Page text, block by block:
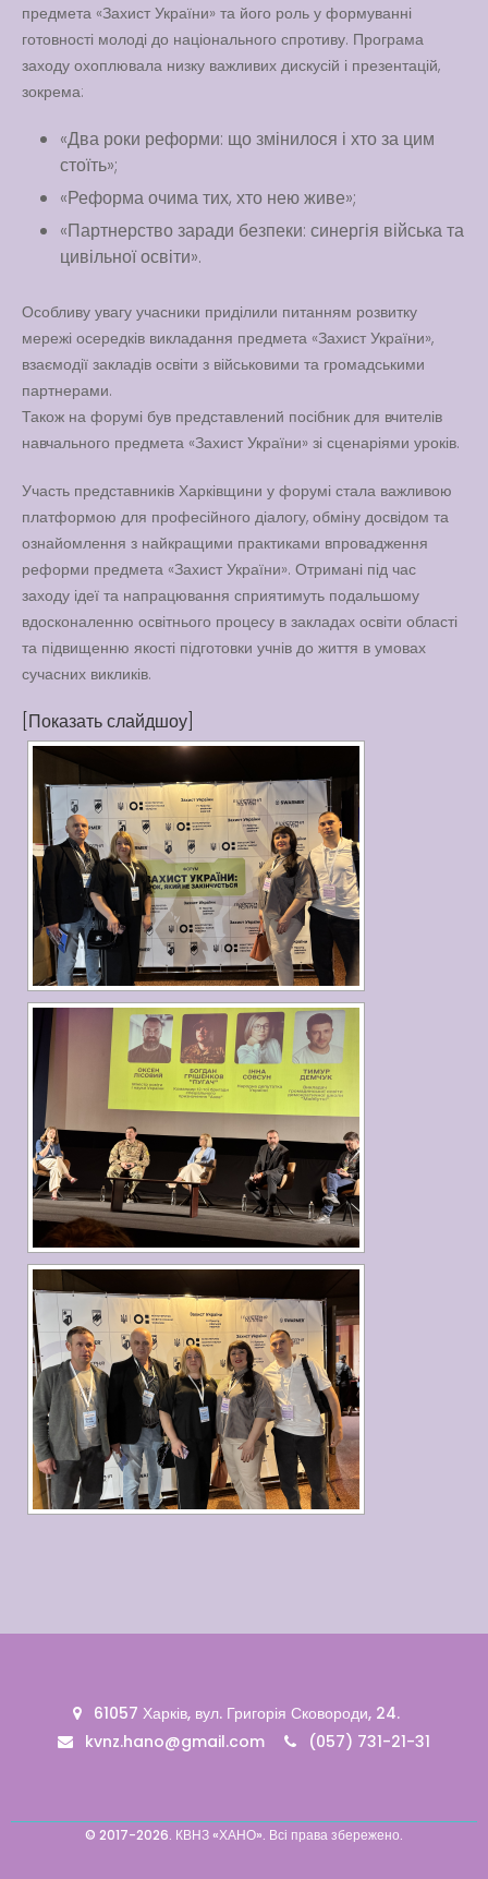
Вакансії ,Публічна
інформація
Читати далі
предмета «Захист України» та його роль у формуванні
готовності молоді до національного спротиву. Програма
заходу охоплювала низку важливих дискусій і презентацій,
зокрема:
«Два роки реформи: що змінилося і хто за цим
стоїть»;
«Реформа очима тих, хто нею живе»;
«Партнерство заради безпеки: синергія війська та
цивільної освіти».
Особливу увагу учасники приділили питанням розвитку
мережі осередків викладання предмета «Захист України»,
взаємодії закладів освіти з військовими та громадськими
партнерами.
Також на форумі був представлений посібник для вчителів
навчального предмета «Захист України» зі сценаріями уроків.
Участь представників Харківщини у форумі стала важливою
платформою для професійного діалогу, обміну досвідом та
ознайомлення з найкращими практиками впровадження
реформи предмета «Захист України». Отримані під час
заходу ідеї та напрацювання сприятимуть подальшому
вдосконаленню освітнього процесу в закладах освіти області
та підвищенню якості підготовки учнів до життя в умовах
сучасних викликів.
[Показать слайдшоу]
61057 Харків, вул. Григорія Сковороди, 24.
kvnz.hano@gmail.com
(057) 731-21-31
© 2017-2026. КВНЗ «ХАНО». Всі права збережено.